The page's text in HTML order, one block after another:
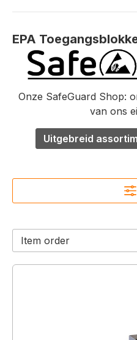
EPA
Onze SafeGuard Shop:
van ons
Uitgebreid